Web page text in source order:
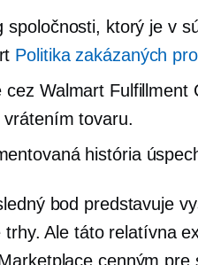
spoločnosti, ktorý je v
Politika zakázaných
cez Walmart
vrátením tovaru.
história
bod predstavuje
trhy. Ale táto relatívna
cenným pre